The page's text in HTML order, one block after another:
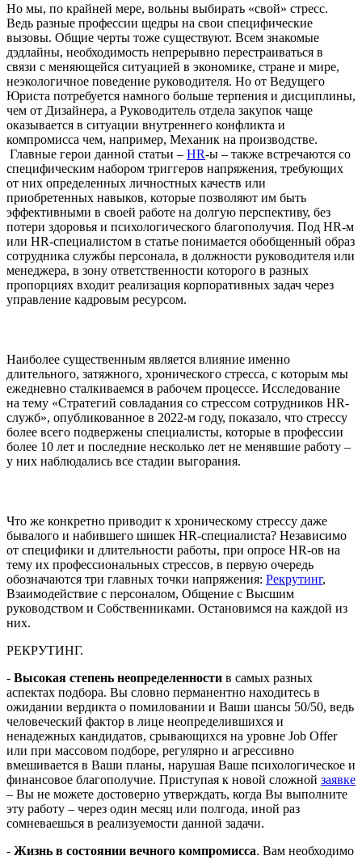
Но мы, по крайней мере, вольны выбирать «свой» стресс.
Ведь разные профессии щедры на свои специфические
вызовы. Общие черты тоже существуют. Всем знакомые
дэдлайны, необходимость непрерывно перестраиваться в
связи с меняющейся ситуацией в экономике, стране и мире,
неэкологичное поведение руководителя. Но от Ведущего
Юриста потребуется намного больше терпения и дисциплины,
чем от Дизайнера, а Руководитель отдела закупок чаще
оказывается в ситуации внутреннего конфликта и
компромисса чем, например, Механик на производстве.
Главные герои данной статьи – HR-ы – также встречаются со
специфическим набором триггеров напряжения, требующих
от них определенных личностных качеств или
приобретенных навыков, которые позволяют им быть
эффективными в своей работе на долгую перспективу, без
потери здоровья и психологического благополучия. Под HR-м
или HR-специалистом в статье понимается обобщенный образ
сотрудника службы персонала, в должности руководителя или
менеджера, в зону ответственности которого в разных
пропорциях входит реализация корпоративных задач через
управление кадровым ресурсом.
Наиболее существенным является влияние именно
длительного, затяжного, хронического стресса, с которым мы
ежедневно сталкиваемся в рабочем процессе. Исследование
на тему «Стратегий совладания со стрессом сотрудников HR-
служб», опубликованное в 2022-м году, показало, что стрессу
более всего подвержены специалисты, которые в профессии
более 10 лет и последние несколько лет не менявшие работу –
у них наблюдались все стадии выгорания.
Что же конкретно приводит к хроническому стрессу даже
бывалого и набившего шишек HR-специалиста? Независимо
от специфики и длительности работы, при опросе HR-ов на
тему их профессиональных стрессов, в первую очередь
обозначаются три главных точки напряжения: Рекрутинг,
Взаимодействие с персоналом, Общение с Высшим
руководством и Собственниками. Остановимся на каждой из
них.
РЕКРУТИНГ.
- Высокая степень неопределенности в самых разных
аспектах подбора. Вы словно перманентно находитесь в
ожидании вердикта о помиловании и Ваши шансы 50/50, ведь
человеческий фактор в лице неопределившихся и
ненадежных кандидатов, срывающихся на уровне Job Offer
или при массовом подборе, регулярно и агрессивно
вмешивается в Ваши планы, нарушая Ваше психологическое и
финансовое благополучие. Приступая к новой сложной заявке
– Вы не можете достоверно утверждать, когда Вы выполните
эту работу – через один месяц или полгода, иной раз
сомневаешься в реализуемости данной задачи.
- Жизнь в состоянии вечного компромисса. Вам необходимо